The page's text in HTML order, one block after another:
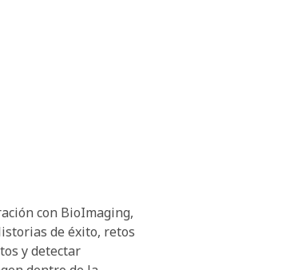
con BioImaging,
de éxito, retos
y detectar